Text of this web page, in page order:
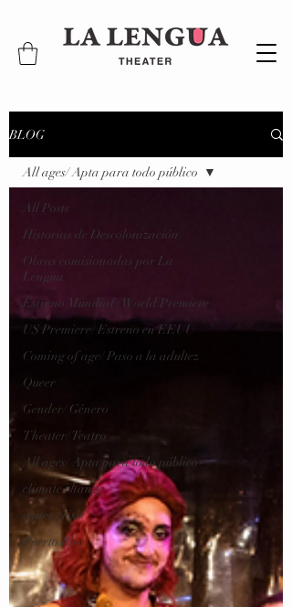
BLOG
All Posts
Historias de Descolonización
Obras comisionadas por La
Lengua
Estreno Mundial / World Premiere
US Premiere/ Estreno en EEUU
Coming of age/ Paso a la adultez
Queer
Gender/ Género
Theater/ Teatro
All ages/ Apta para todo público
climate change
water crisis
Puerto Rico
All ages/ Apta para todo público